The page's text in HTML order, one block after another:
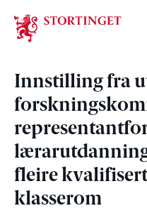
Stortinget.no
Innstilling fra
fleire
klasserom